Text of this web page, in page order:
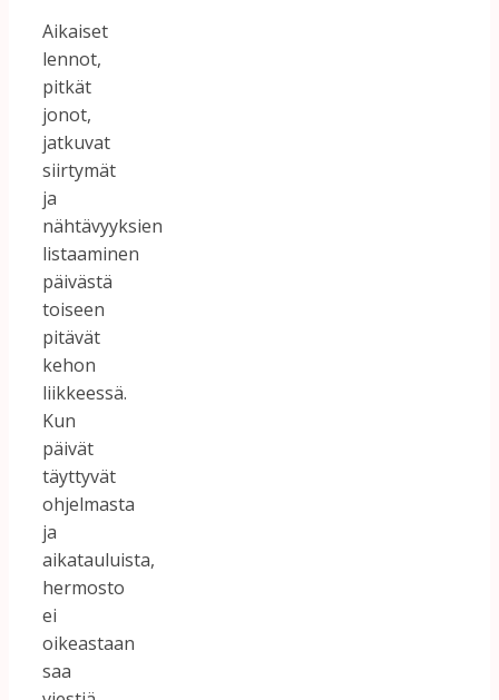
Aikaiset
lennot,
pitkät
jonot,
jatkuvat
siirtymät
ja
nähtävyyksien
listaaminen
päivästä
toiseen
pitävät
kehon
liikkeessä.
Kun
päivät
täyttyvät
ohjelmasta
ja
aikatauluista,
hermosto
ei
oikeastaan
saa